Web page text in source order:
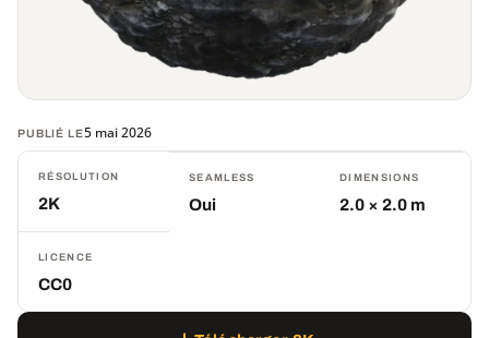
PUBLIÉ LE5 mai 2026
RÉSOLUTION
2K
SEAMLESS
Oui
DIMENSIONS
2.0 × 2.0 m
LICENCE
CC0